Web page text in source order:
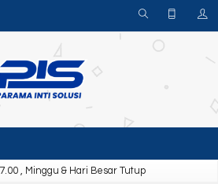
, Minggu & Hari Besar Tutup